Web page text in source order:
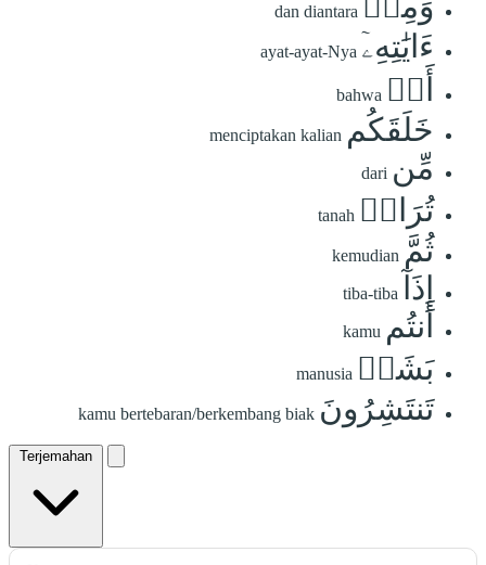
dan diantara
ءَايَٰتِهِۦٓ ayat-ayat-Nya
أَنۡ bahwa
خَلَقَكُم menciptakan kalian
مِّن dari
تُرَابٖ tanah
ثُمَّ kemudian
إِذَآ tiba-tiba
أَنتُم kamu
بَشَرٞ manusia
تَنتَشِرُونَ kamu bertebaran/berkembang biak
Terjemahan